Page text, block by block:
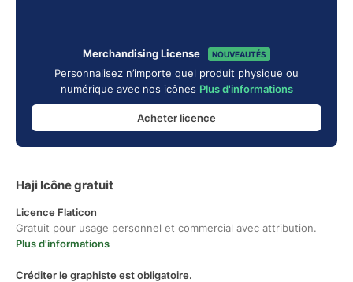
Merchandising License NOUVEAUTÉS
Personnalisez n’importe quel produit physique ou
numérique avec nos icônes Plus d'informations
Acheter licence
Haji Icône gratuit
Licence Flaticon
Gratuit pour usage personnel et commercial avec attribution.
Plus d'informations
Créditer le graphiste est obligatoire.